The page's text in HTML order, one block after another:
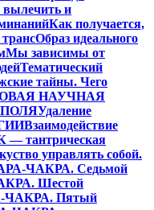
и
Как получается,
Образ идеального
Мы зависимы от
Тематический
тайны. Чего
НАУЧНАЯ
Удаление
Взаимодействие
— тантрическая
управлять собой.
ЧАКРА. Седьмой
Шестой
Пятый